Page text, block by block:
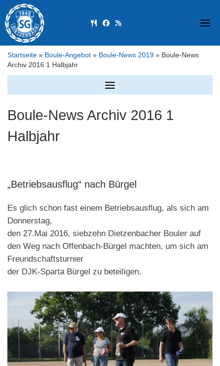
content
fas fa-utensils
fab fa-facebook
fas fa-rss
Startseite » Boule-Angebot » Boule-News 2019 » Boule-News
Archiv 2016 1 Halbjahr
Boule-News Archiv 2016 1
Halbjahr
„Betriebsausflug“ nach Bürgel
Es glich schon fast einem Betriebsausflug, als sich am
Donnerstag,
den 27.Mai 2016, siebzehn Dietzenbacher Bouler auf
den Weg nach Offenbach-Bürgel machten, um sich am
Freundschaftsturnier
der DJK-Sparta Bürgel zu beteiligen.